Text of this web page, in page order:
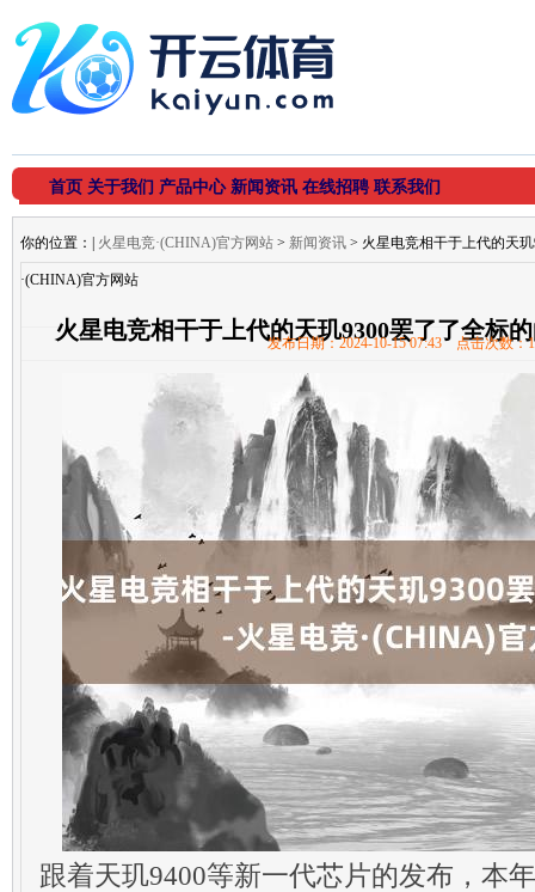
首页 关于我们 产品中心 新闻资讯 在线招聘 联系我们
你的位置： 火星电竞·(CHINA)官方网站 > 新闻资讯 > 火星电竞相干于上代的天
·(CHINA)官方网站
火星电竞相干于上代的天玑9300罢了了全标
发布日期：2024-10-15 07:43 点击次数：
跟着天玑9400等新一代芯片的发布，本